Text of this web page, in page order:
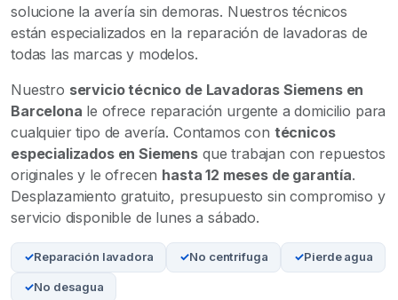
solucione la avería sin demoras. Nuestros técnicos
están especializados en la reparación de lavadoras de
todas las marcas y modelos.
Nuestro servicio técnico de Lavadoras Siemens en
Barcelona le ofrece reparación urgente a domicilio para
cualquier tipo de avería. Contamos con técnicos
especializados en Siemens que trabajan con repuestos
originales y le ofrecen hasta 12 meses de garantía.
Desplazamiento gratuito, presupuesto sin compromiso y
servicio disponible de lunes a sábado.
Reparación lavadora No centrifuga Pierde agua
No desagua